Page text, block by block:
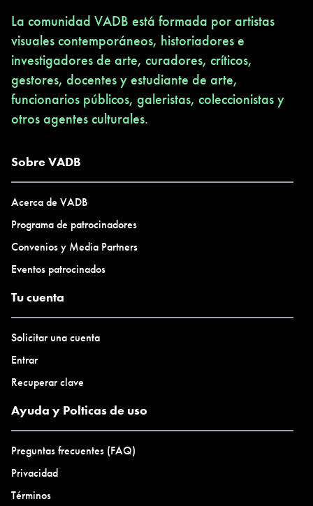
La comunidad VADB está formada por artistas
visuales contemporáneos, historiadores e
investigadores de arte, curadores, críticos,
gestores, docentes y estudiante de arte,
funcionarios públicos, galeristas, coleccionistas y
otros agentes culturales.
Sobre VADB
Acerca de VADB
Programa de patrocinadores
Convenios y Media Partners
Eventos patrocinados
Tu cuenta
Solicitar una cuenta
Entrar
Recuperar clave
Ayuda y Polticas de uso
Preguntas frecuentes (FAQ)
Privacidad
Términos